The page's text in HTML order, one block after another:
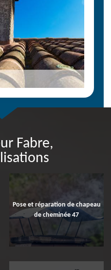
Fabre,
Pose et réparation de chapeau
de cheminée 47